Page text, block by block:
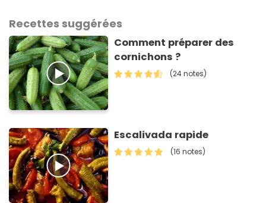
Recettes suggérées
Comment préparer des
cornichons ?
(24 notes)
Escalivada rapide
(16 notes)